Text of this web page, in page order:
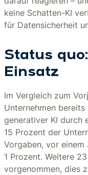
keine Schatten-KI
für Datensicherheit
Status
Einsatz
Im Vergleich zum
Unternehmen
generativer KI durch
15 Prozent der
Vorgaben, vor
1 Prozent. Weitere
vorgenommen, dies